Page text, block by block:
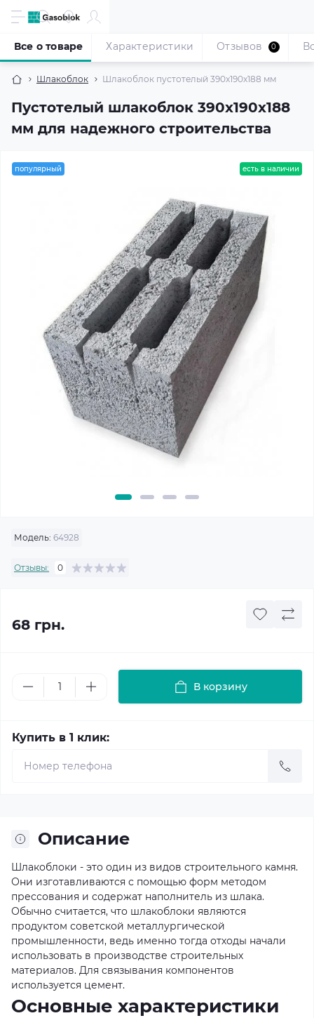
Шлакоблок Шлакоблок пустотелый 390x190x188 мм
Пустотелый шлакоблок 390x190x188
мм для надежного строительства
Все о товаре Характеристики Отзывов 0
популярный есть в наличии
Модель: 64928
Отзывы: 0
68 грн.
В корзину
Купить в 1 клик:
Описание
Шлакоблоки - это один из видов строительного камня.
Они изготавливаются с помощью форм методом
прессования и содержат наполнитель из шлака.
Обычно считается, что шлакоблоки являются
продуктом советской металлургической
промышленности, ведь именно тогда отходы начали
использовать в производстве строительных
материалов. Для связывания компонентов
используется цемент.
Основные характеристики